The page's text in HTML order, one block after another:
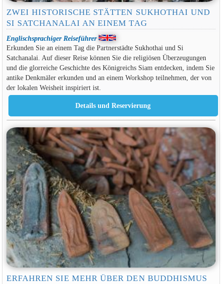
ZWEI HISTORISCHE STÄTTEN SUKHOTHAI UND
SI SATCHANALAI AN EINEM TAG
Englischsprachiger Reiseführer
Erkunden Sie an einem Tag die Partnerstädte Sukhothai und Si
Satchanalai. Auf dieser Reise können Sie die religiösen Überzeugungen
und die glorreiche Geschichte des Königreichs Siam entdecken, indem Sie
antike Denkmäler erkunden und an einem Workshop teilnehmen, der von
der lokalen Weisheit inspiriert ist.
ERFAHREN SIE MEHR ÜBER DEN BUDDHISMUS